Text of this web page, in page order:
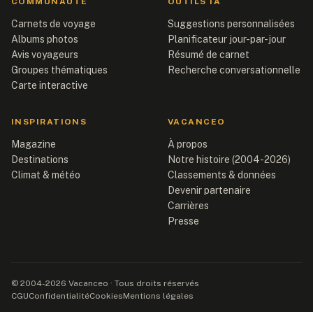
Carnets de voyage
Albums photos
Avis voyageurs
Groupes thématiques
Carte interactive
Suggestions personnalisées
Planificateur jour-par-jour
Résumé de carnet
Recherche conversationnelle
INSPIRATIONS
Magazine
Destinations
Climat & météo
VACANCEO
À propos
Notre histoire (2004-2026)
Classements & données
Devenir partenaire
Carrières
Presse
© 2004-2026 Vacanceo · Tous droits réservés
CGUConfidentialitéCookiesMentions légales